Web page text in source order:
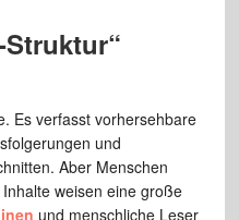
Es verfasst vorhersehbare
und
Aber Menschen
weisen eine große
und menschliche Leser